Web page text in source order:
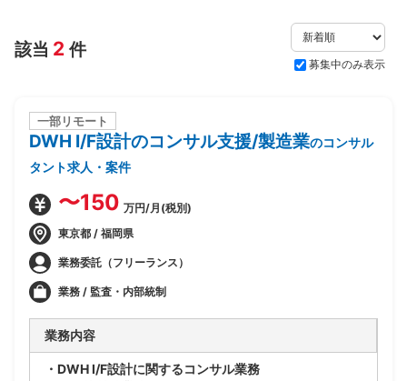
該当 2 件
募集中のみ表示
一部リモート
DWH I/F設計のコンサル支援/製造業のコンサル
タント求人・案件
〜150 万円/月(税別)
東京都 / 福岡県
業務委託（フリーランス）
業務 / 監査・内部統制
業務内容
・DWH I/F設計に関するコンサル業務